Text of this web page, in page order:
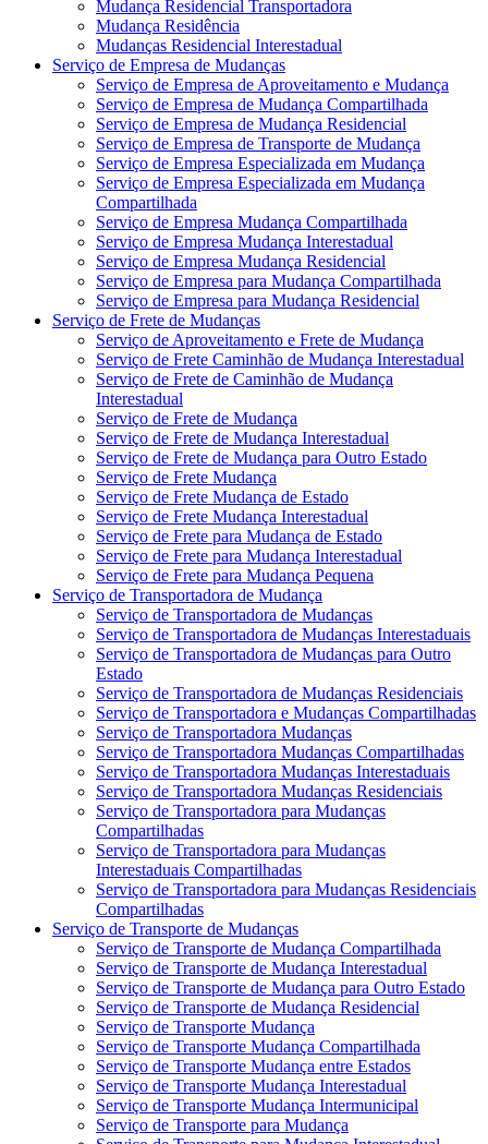
Mudança Residencial Transportadora
Mudança Residência
Mudanças Residencial Interestadual
Serviço de Empresa de Mudanças
Serviço de Empresa de Aproveitamento e Mudança
Serviço de Empresa de Mudança Compartilhada
Serviço de Empresa de Mudança Residencial
Serviço de Empresa de Transporte de Mudança
Serviço de Empresa Especializada em Mudança
Serviço de Empresa Especializada em Mudança
Compartilhada
Serviço de Empresa Mudança Compartilhada
Serviço de Empresa Mudança Interestadual
Serviço de Empresa Mudança Residencial
Serviço de Empresa para Mudança Compartilhada
Serviço de Empresa para Mudança Residencial
Serviço de Frete de Mudanças
Serviço de Aproveitamento e Frete de Mudança
Serviço de Frete Caminhão de Mudança Interestadual
Serviço de Frete de Caminhão de Mudança
Interestadual
Serviço de Frete de Mudança
Serviço de Frete de Mudança Interestadual
Serviço de Frete de Mudança para Outro Estado
Serviço de Frete Mudança
Serviço de Frete Mudança de Estado
Serviço de Frete Mudança Interestadual
Serviço de Frete para Mudança de Estado
Serviço de Frete para Mudança Interestadual
Serviço de Frete para Mudança Pequena
Serviço de Transportadora de Mudança
Serviço de Transportadora de Mudanças
Serviço de Transportadora de Mudanças Interestaduais
Serviço de Transportadora de Mudanças para Outro
Estado
Serviço de Transportadora de Mudanças Residenciais
Serviço de Transportadora e Mudanças Compartilhadas
Serviço de Transportadora Mudanças
Serviço de Transportadora Mudanças Compartilhadas
Serviço de Transportadora Mudanças Interestaduais
Serviço de Transportadora Mudanças Residenciais
Serviço de Transportadora para Mudanças
Compartilhadas
Serviço de Transportadora para Mudanças
Interestaduais Compartilhadas
Serviço de Transportadora para Mudanças Residenciais
Compartilhadas
Serviço de Transporte de Mudanças
Serviço de Transporte de Mudança Compartilhada
Serviço de Transporte de Mudança Interestadual
Serviço de Transporte de Mudança para Outro Estado
Serviço de Transporte de Mudança Residencial
Serviço de Transporte Mudança
Serviço de Transporte Mudança Compartilhada
Serviço de Transporte Mudança entre Estados
Serviço de Transporte Mudança Interestadual
Serviço de Transporte Mudança Intermunicipal
Serviço de Transporte para Mudança